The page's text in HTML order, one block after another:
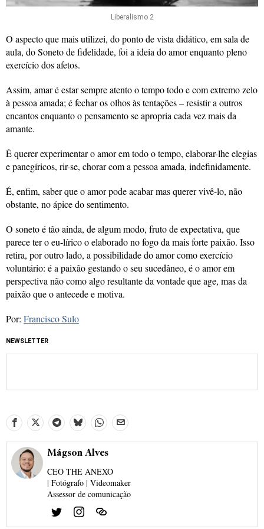
Liberalismo 2
O aspecto que mais utilizei, do ponto de vista didático, em sala de
aula, do Soneto de fidelidade, foi a ideia do amor enquanto pleno
exercício dos afetos.
Assim, amar é estar sempre atento o tempo todo e com extremo zelo
à pessoa amada; é fechar os olhos às tentações – resistir a outros
encantos enquanto o pensamento se apropria cada vez mais da
amante.
É querer experimentar o amor em todo o tempo, elaborar-lhe elegias
e panegíricos, rir-se, chorar com a pessoa amada, indefinidamente.
É, enfim, saber que o amor pode acabar mas querer vivê-lo, não
obstante, no ápice do sentimento.
O soneto é tão ainda, de algum modo, fruto de expectativa, que
parece ter o eu-lírico o elaborado no fogo da mais forte paixão. Isso
retira, por outro lado, a possibilidade do amor como exercício
voluntário: é a paixão gestando o seu sucedâneo, é o amor em
perspectiva não como algo resultante da vontade que age, mas da
paixão que o antecede e motiva.
Por: Francisco Sulo
NEWSLETTER
Mágson Alves
CEO THE ANEXO
| Fotógrafo | Videomaker
Assessor de comunicação